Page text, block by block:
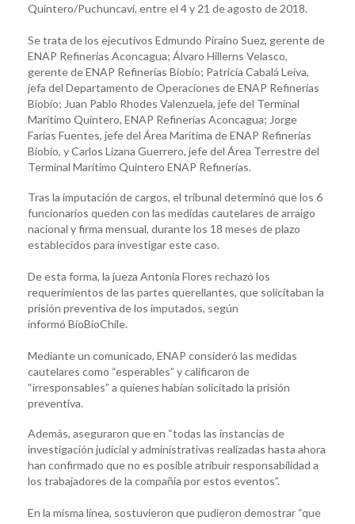
Quintero/Puchuncaví, entre el 4 y 21 de agosto de 2018.
Se trata de los ejecutivos Edmundo Piraino Suez, gerente de
ENAP Refinerías Aconcagua; Álvaro Hillerns Velasco,
gerente de ENAP Refinerías Biobío; Patricia Cabalá Leiva,
jefa del Departamento de Operaciones de ENAP Refinerías
Biobío; Juan Pablo Rhodes Valenzuela, jefe del Terminal
Marítimo Quintero, ENAP Refinerías Aconcagua; Jorge
Farías Fuentes, jefe del Área Marítima de ENAP Refinerías
Biobío, y Carlos Lizana Guerrero, jefe del Área Terrestre del
Terminal Marítimo Quintero ENAP Refinerías.
Tras la imputación de cargos, el tribunal determinó que los 6
funcionarios queden con las medidas cautelares de arraigo
nacional y firma mensual, durante los 18 meses de plazo
establecidos para investigar este caso.
De esta forma, la jueza Antonia Flores rechazó los
requerimientos de las partes querellantes, que solicitaban la
prisión preventiva de los imputados, según
informó BioBioChile.
Mediante un comunicado, ENAP consideró las medidas
cautelares como “esperables” y calificaron de
“irresponsables” a quienes habían solicitado la prisión
preventiva.
Además, aseguraron que en “todas las instancias de
investigación judicial y administrativas realizadas hasta ahora
han confirmado que no es posible atribuir responsabilidad a
los trabajadores de la compañía por estos eventos”.
En la misma línea, sostuvieron que pudieron demostrar “que